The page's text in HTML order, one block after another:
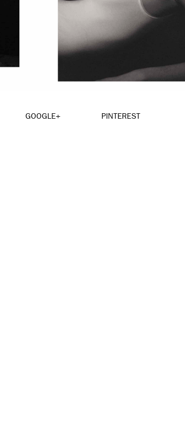
GOOGLE+ PINTEREST